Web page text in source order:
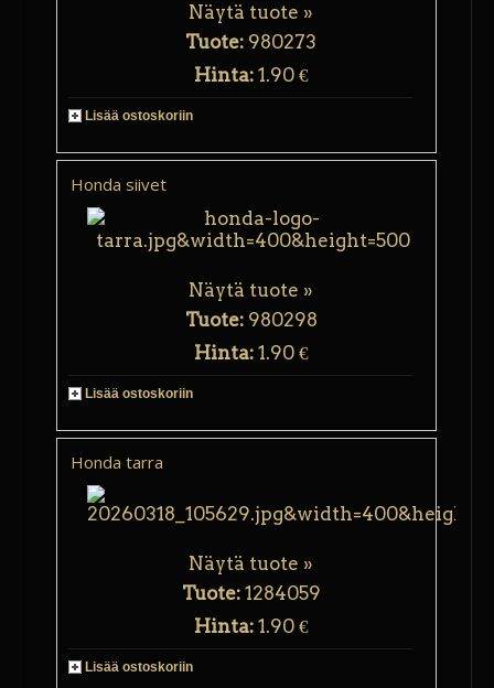
Näytä tuote »
Tuote: 980273
Hinta: 1.90 €
Lisää ostoskoriin
Honda siivet
Näytä tuote »
Tuote: 980298
Hinta: 1.90 €
Lisää ostoskoriin
Honda tarra
Näytä tuote »
Tuote: 1284059
Hinta: 1.90 €
Lisää ostoskoriin